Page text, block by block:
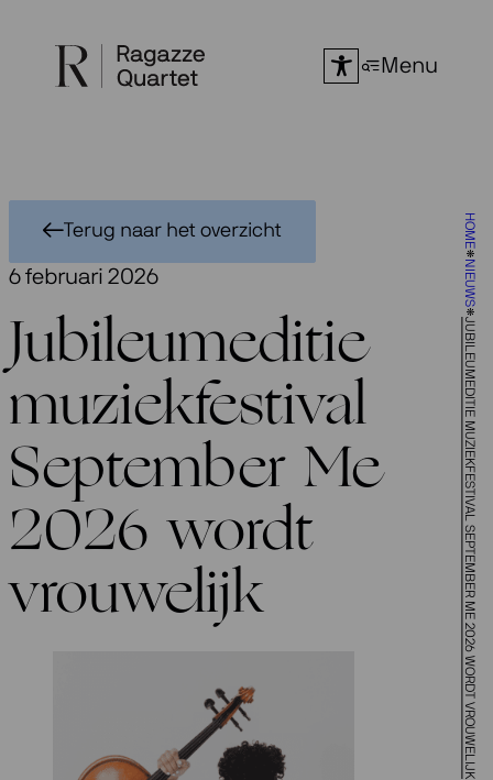
HOME
NIEUWS
JUBILEUMEDITIE MUZIEKFESTIVAL SEPTEMBER ME 2026 WORDT VROUWELIJK
Menu
6 februari 2026
Terug naar het overzicht
Jubileumeditie
muziekfestival
September Me
2026 wordt
vrouwelijk